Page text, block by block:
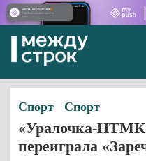
Спорт Спорт
«Уралочка-
переиграла